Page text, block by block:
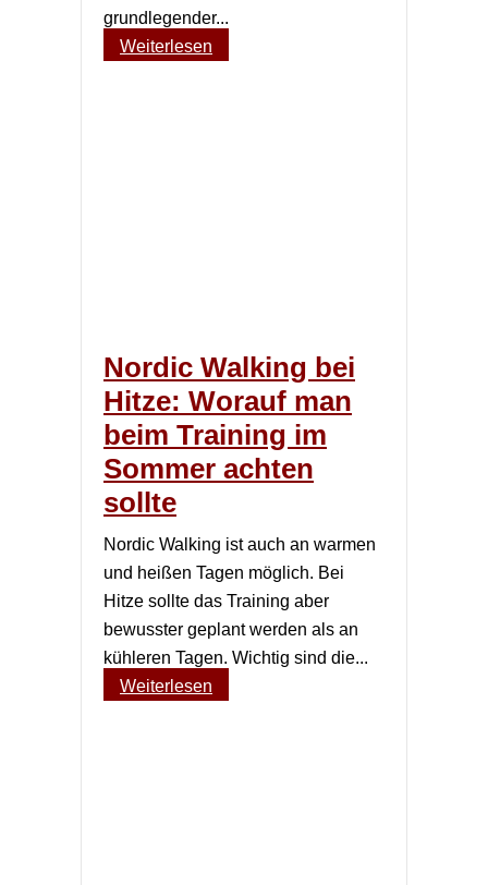
grundlegender...
Weiterlesen
Nordic Walking bei
Hitze: Worauf man
beim Training im
Sommer achten
sollte
Nordic Walking ist auch an warmen
und heißen Tagen möglich. Bei
Hitze sollte das Training aber
bewusster geplant werden als an
kühleren Tagen. Wichtig sind die...
Weiterlesen